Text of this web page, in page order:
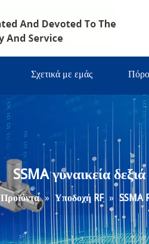
Σχετικά με εμάς
SSMA γυναικεία
Προϊόντα » Υποδοχή RF » SSMA